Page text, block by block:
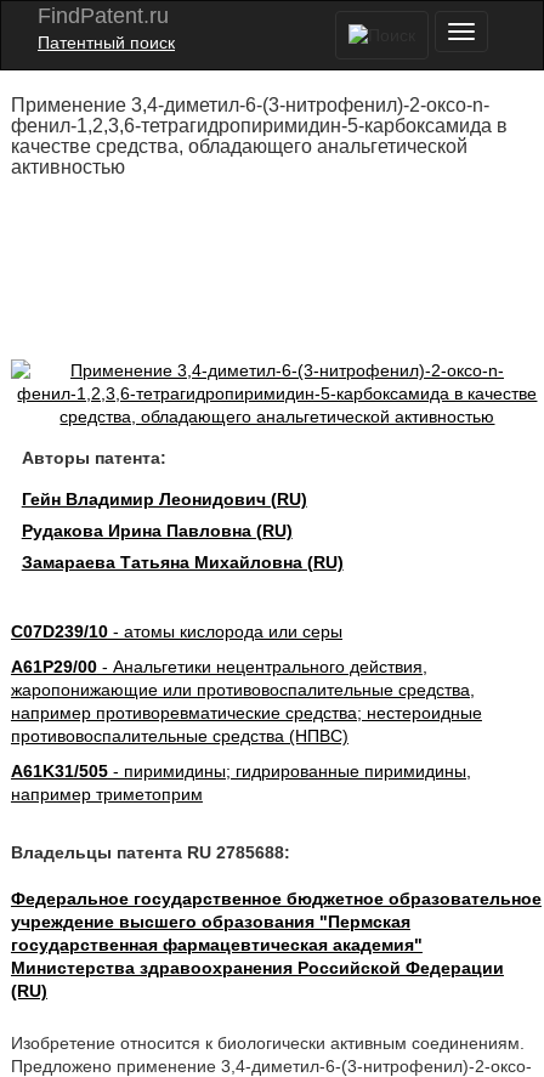
FindPatent.ru
Патентный поиск
Применение 3,4-диметил-6-(3-нитрофенил)-2-оксо-n-
фенил-1,2,3,6-тетрагидропиримидин-5-карбоксамида в
качестве средства, обладающего анальгетической
активностью
Авторы патента:
Гейн Владимир Леонидович (RU)
Рудакова Ирина Павловна (RU)
Замараева Татьяна Михайловна (RU)
C07D239/10- атомы кислорода или серы
A61P29/00- Анальгетики нецентрального действия,
жаропонижающие или противовоспалительные средства,
например противоревматические средства; нестероидные
противовоспалительные средства (НПВС)
A61K31/505- пиримидины; гидрированные пиримидины,
например триметоприм
Владельцы патента RU 2785688:
Федеральное государственное бюджетное образовательное
учреждение высшего образования "Пермская
государственная фармацевтическая академия"
Министерства здравоохранения Российской Федерации
(RU)
Изобретение относится к биологически активным соединениям.
Предложено применение 3,4-диметил-6-(3-нитрофенил)-2-оксо-